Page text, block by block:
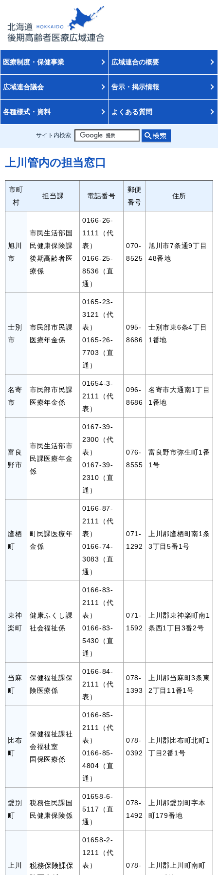
医療制度・保健事業 広域連合の概要
広域連合議会 告示・掲示情報
各種様式・資料 よくある質問
サイト内検索
上川管内の担当窓口
市町
村
担当課 電話番号
郵便
番号
住所
旭川
市
市民生活部国
民健康保険課
後期高齢者医
療係
0166-26-
1111（代
表）
0166-25-
8536（直
通）
070-
8525
旭川市7条通9丁目
48番地
士別
市
市民部市民課
医療年金係
0165-23-
3121（代
表）
0165-26-
7703（直
通）
095-
8686
士別市東6条4丁目
1番地
名寄
市
市民部市民課
医療年金係
01654-3-
2111（代
表）
096-
8686
名寄市大通南1丁目
1番地
富良
野市
市民生活部市
民課医療年金
係
0167-39-
2300（代
表）
0167-39-
2310（直
通）
076-
8555
富良野市弥生町1番
1号
鷹栖
町
町民課医療年
金係
0166-87-
2111（代
表）
0166-74-
3083（直
通）
071-
1292
上川郡鷹栖町南1条
3丁目5番1号
東神
楽町
健康ふくし課
社会福祉係
0166-83-
2111（代
表）
0166-83-
5430（直
通）
071-
1592
上川郡東神楽町南1
条西1丁目3番2号
当麻
町
保健福祉課保
険医療係
0166-84-
2111（代
表）
078-
1393
上川郡当麻町3条東
2丁目11番1号
比布
町
保健福祉課社
会福祉室
国保医療係
0166-85-
2111（代
表）
0166-85-
4804（直
通）
078-
0392
上川郡比布町北町1
丁目2番1号
愛別
町
税務住民課国
民健康保険係
01658-6-
5117（直
通）
078-
1492
上川郡愛別町字本
町179番地
上川
税務保険課保
01658-2-
1211（代
表）
078-
上川郡上川町南町